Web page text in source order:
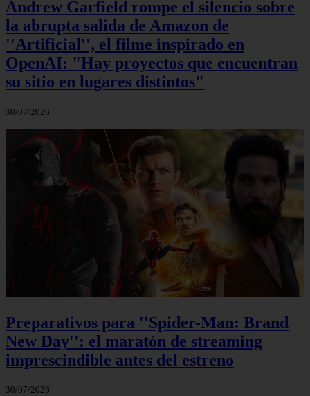
Andrew Garfield rompe el silencio sobre
la abrupta salida de Amazon de
''Artificial'', el filme inspirado en
OpenAI: "Hay proyectos que encuentran
su sitio en lugares distintos"
30/07/2026
Preparativos para ''Spider-Man: Brand
New Day'': el maratón de streaming
imprescindible antes del estreno
30/07/2026